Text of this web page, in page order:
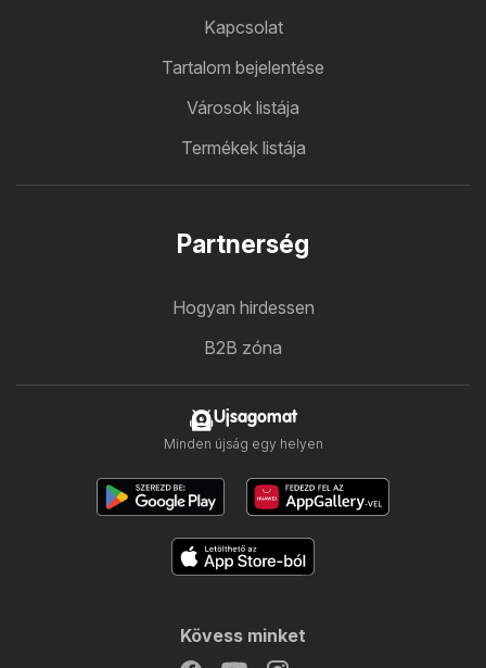
Kapcsolat
Tartalom bejelentése
Városok listája
Termékek listája
Partnerség
Hogyan hirdessen
B2B zóna
Ujsagomat
Minden újság egy helyen
Kövess minket